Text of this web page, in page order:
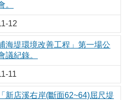
。
12
海堤環境改善工程」第一場公
議紀錄。
11
新店溪右岸(斷面62~64)屈尺堤